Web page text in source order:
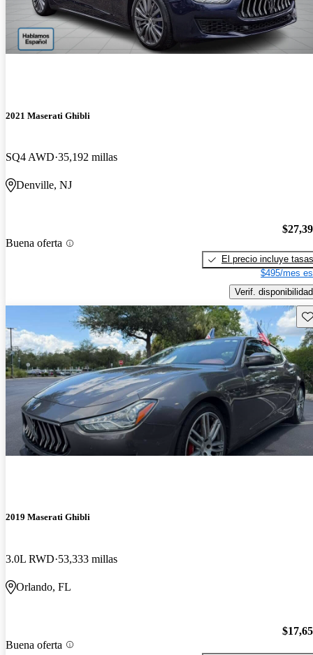
2021 Maserati Ghibli
SQ4 AWD 35,192 millas
Denville, NJ
Buena oferta
El precio incluye tasas
$495/mes
Verif. disponibilidad
2019 Maserati Ghibli
3.0L RWD 53,333 millas
Orlando, FL
Buena oferta